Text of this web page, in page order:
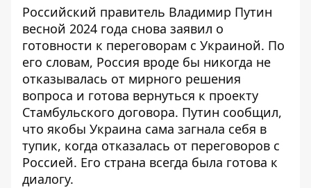
Российский правитель Владимир Путин
весной 2024 года снова заявил о
готовности к переговорам с Украиной. По
его словам, Россия вроде бы никогда не
отказывалась от мирного решения
вопроса и готова вернуться к проекту
Стамбульского договора. Путин сообщил,
что якобы Украина сама загнала себя в
тупик, когда отказалась от переговоров с
Россией. Его страна всегда была готова к
диалогу.